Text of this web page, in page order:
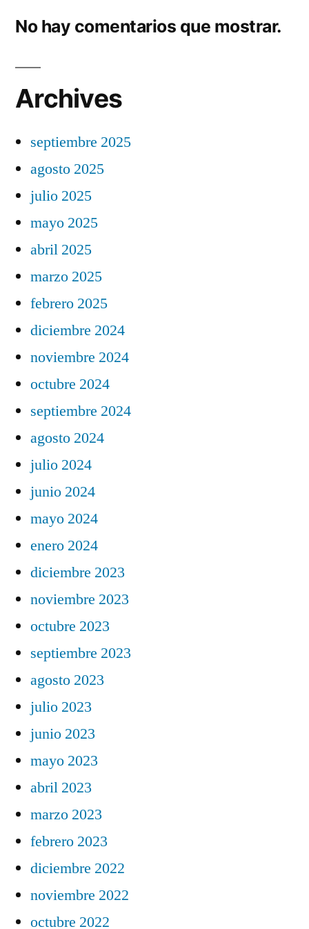
No hay comentarios que mostrar.
Archives
septiembre 2025
agosto 2025
julio 2025
mayo 2025
abril 2025
marzo 2025
febrero 2025
diciembre 2024
noviembre 2024
octubre 2024
septiembre 2024
agosto 2024
julio 2024
junio 2024
mayo 2024
enero 2024
diciembre 2023
noviembre 2023
octubre 2023
septiembre 2023
agosto 2023
julio 2023
junio 2023
mayo 2023
abril 2023
marzo 2023
febrero 2023
diciembre 2022
noviembre 2022
octubre 2022